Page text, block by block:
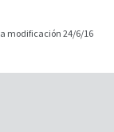
modificación 24/6/16